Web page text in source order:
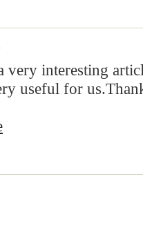
interesting
useful for